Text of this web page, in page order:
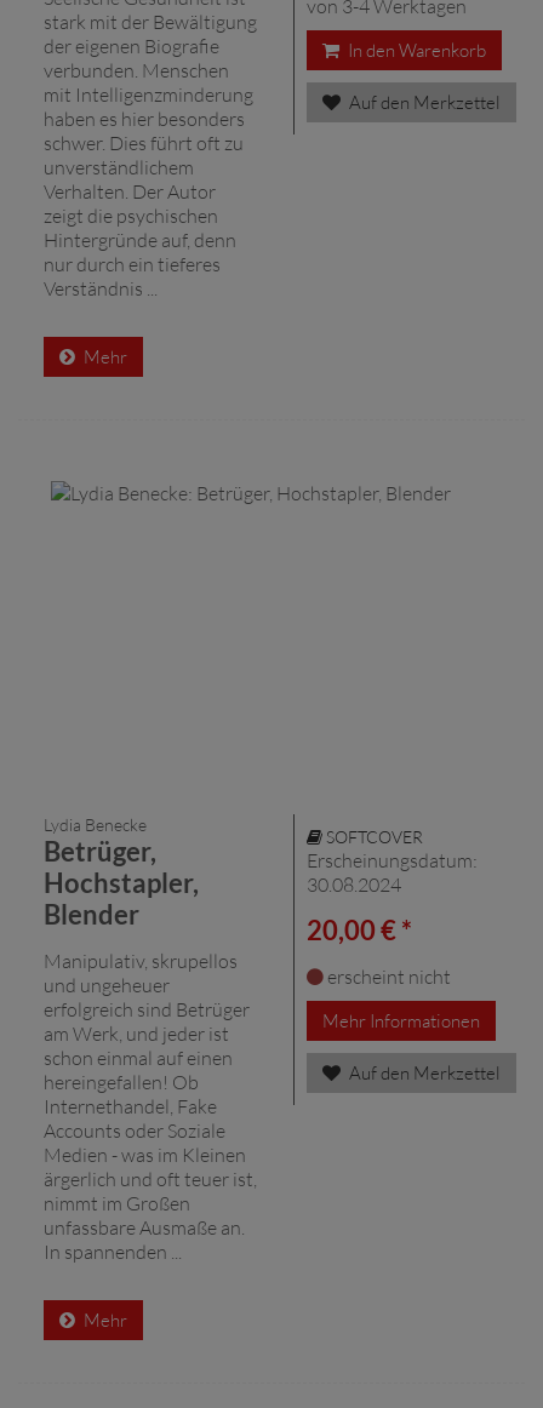
stark mit der Bewältigung
der eigenen Biografie
verbunden. Menschen
mit Intelligenzminderung
haben es hier besonders
schwer. Dies führt oft zu
unverständlichem
Verhalten. Der Autor
zeigt die psychischen
Hintergründe auf, denn
nur durch ein tieferes
Verständnis ...
Mehr
von 3-4 Werktagen
In den Warenkorb
Auf den Merkzettel
Lydia Benecke
Betrüger,
Hochstapler,
Blender
Manipulativ, skrupellos
und ungeheuer
erfolgreich sind Betrüger
am Werk, und jeder ist
schon einmal auf einen
hereingefallen! Ob
Internethandel, Fake
Accounts oder Soziale
Medien - was im Kleinen
ärgerlich und oft teuer ist,
nimmt im Großen
unfassbare Ausmaße an.
In spannenden ...
Mehr
SOFTCOVER
Erscheinungsdatum:
30.08.2024
20,00 € *
erscheint nicht
Mehr Informationen
Auf den Merkzettel